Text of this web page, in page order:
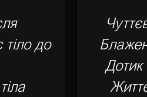
до
Дотик